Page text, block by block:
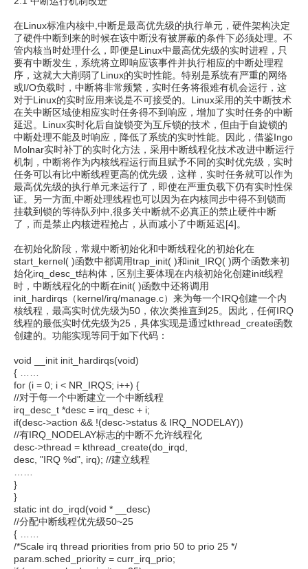
在Linux标准内核中,中断是最高优先级的执行单元，硬件架构决定
了硬件中断到来的时候在该中断没有被屏蔽的条件下必须处理。不
管内核当时处理什么，即便是Linux中最高优先级的实时进程，只
要有中断发生，系统将立即响应该事件并执行相应的中断处理程
序，这就大大削弱了Linux的实时性能。特别是系统有严重的网络
或I/O负载时，中断将非常频繁，实时任务将很难有机会运行，这
对于Linux的实时应用来说是不可接受的。Linux采用的关中断技术
在关中断区域使相应实时任务得不到响应，增加了实时任务的中断
延迟。Linux实时化后自旋锁变为互斥锁的技术，但由于自旋锁的
中断处理不能及时响应，降低了系统的实时性能。因此，借鉴Ingo
Molnar实时补丁的实时化方法，采用中断线程化技术改进中断运行
机制，中断将作为内核线程运行而且赋予不同的实时优先级，实时
任务可以有比中断线程更高的优先级，这样，实时任务就可以作为
最高优先级的执行单元来运行了，即使在严重负载下仍有实时性保
证。另一方面,中断处理线程也可以因为在内核同步中得不到锁而
挂载到锁的等待队列中,很多关中断就不必真正的禁止硬件中断
了，而是禁止内核进程抢占，从而减小了中断延迟[4]。
在初始化阶段，常规中断初始化和中断线程化的初始化在
start_kernel( )函数中都调用trap_init( )和init_IRQ( )两个函数来初
始化irq_desc_t结构体，区别主要体现在内核初始化创建init线程
时，中断线程化的中断在init( )函数中还将调用
init_hardirqs（kernel/irq/manage.c）来为每一个IRQ创建一个内
核线程，最高实时优先级为50，依次类推直到25。因此，任何IRQ
线程的最低实时优先级为25，具体实现是通过kthread_create函数
创建的。功能实现等同于如下代码：
void __init init_hardirqs(void)
{ ……
for (i = 0; i < NR_IRQS; i++) {
//对于每一个中断建立一个中断线程
irq_desc_t *desc = irq_desc + i;
if(desc->action && !(desc->status & IRQ_NODELAY))
//有IRQ_NODELAY标志的中断不允许线程化
desc->thread = kthread_create(do_irqd,
desc, "IRQ %d", irq); //建立线程
}
}
static int do_irqd(void * __desc)
//分配中断线程优先级50~25
{ ……
/*Scale irq thread priorities from prio 50 to prio 25 */
param.sched_priority = curr_irq_prio;